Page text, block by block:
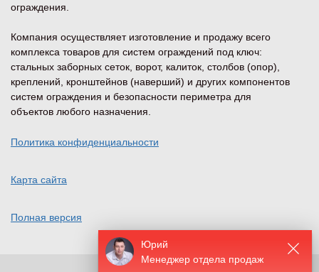
Юрий
Менеджер отдела продаж
ограждения.
Компания осуществляет изготовление и продажу всего
комплекса товаров для систем ограждений под ключ:
стальных заборных сеток, ворот, калиток, столбов (опор),
креплений, кронштейнов (наверший) и других компонентов
систем ограждения и безопасности периметра для
объектов любого назначения.
Политика конфиденциальности
Карта сайта
Полная версия